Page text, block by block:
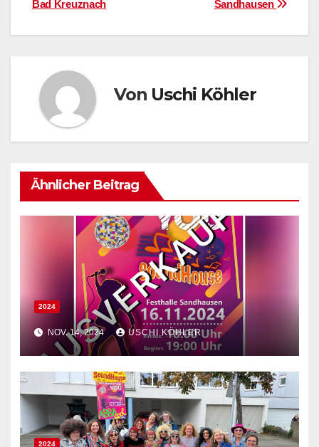
Sandhausen
Bad Kreuznach
Von Uschi Köhler
Ähnlicher Beitrag
2024
NOV. 14, 2024 USCHI KÖHLER
2024